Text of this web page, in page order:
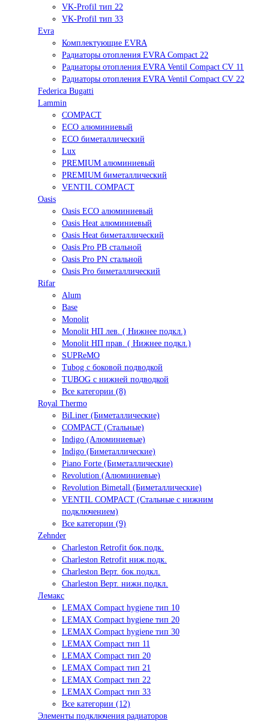
VK-Profil тип 22
VK-Profil тип 33
Evra
Комплектующие EVRA
Радиаторы отопления EVRA Compact 22
Радиаторы отопления EVRA Ventil Compact CV 11
Радиаторы отопления EVRA Ventil Compact CV 22
Federica Bugatti
Lammin
COMPACT
ECO алюминиевый
ECO биметаллический
Lux
PREMIUM алюминиевый
PREMIUM биметаллический
VENTIL COMPACT
Oasis
Oasis ECO алюминиевый
Oasis Heat алюминиевый
Oasis Heat биметаллический
Oasis Pro PB стальной
Oasis Pro PN стальной
Oasis Pro биметаллический
Rifar
Alum
Base
Monolit
Monolit НП лев. ( Нижнее подкл.)
Monolit НП прав. ( Нижнее подкл.)
SUPReMO
Tubog с боковой подводкой
TUBOG с нижней подводкой
Все категории (8)
Royal Thermo
BiLiner (Биметаллические)
COMPACT (Стальные)
Indigo (Алюминиевые)
Indigo (Биметаллические)
Piano Forte (Биметаллические)
Revolution (Алюминиевые)
Revolution Bimetall (Биметаллические)
VENTIL COMPACT (Стальные с нижним
подключением)
Все категории (9)
Zehnder
Charleston Retrofit бок.подк.
Charleston Retrofit ниж.подк.
Charleston Верт. бок.подкл.
Charleston Верт. нижн.подкл.
Лемакс
LEMAX Compact hygiene тип 10
LEMAX Compact hygiene тип 20
LEMAX Compact hygiene тип 30
LEMAX Compact тип 11
LEMAX Compact тип 20
LEMAX Compact тип 21
LEMAX Compact тип 22
LEMAX Compact тип 33
Все категории (12)
Элементы подключения радиаторов